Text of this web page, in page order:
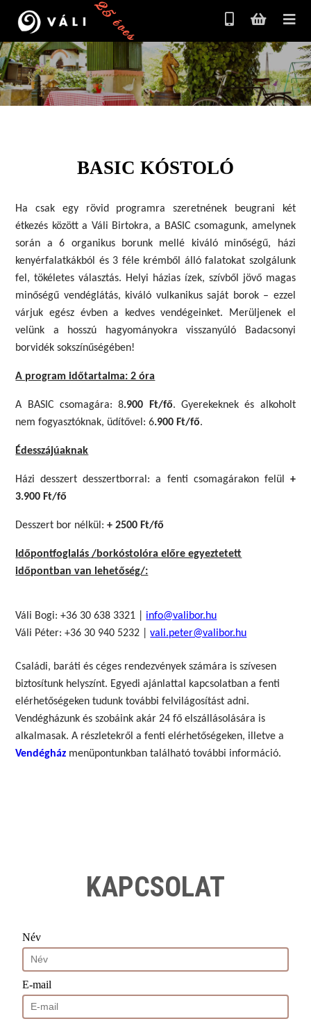
25 éves
BASIC KÓSTOLÓ
Ha csak egy rövid programra szeretnének beugrani két
étkezés között a Váli Birtokra, a BASIC csomagunk, amelynek
során a 6 organikus borunk mellé kiváló minőségű, házi
kenyérfalatkákból és 3 féle krémből álló falatokat szolgálunk
fel, tökéletes választás. Helyi házias ízek, szívből jövő magas
minőségű vendéglátás, kiváló vulkanikus saját borok – ezzel
várjuk egész évben a kedves vendégeinket. Merüljenek el
velünk a hosszú hagyományokra visszanyúló Badacsonyi
borvidék sokszínűségében!
A program időtartalma: 2 óra
A BASIC csomagára: 8.900 Ft/fő. Gyerekeknek és alkoholt
nem fogyasztóknak, üdítővel: 6.900 Ft/fő.
Édesszájúaknak
Házi desszert desszertborral: a fenti csomagárakon felül +
3.900 Ft/fő
Desszert bor nélkül:+ 2500 Ft/fő
Időpontfoglalás /borkóstolóra előre egyeztetett
időpontban van lehetőség/:
Váli Bogi: +36 30 638 3321 | info@valibor.hu
Váli Péter: +36 30 940 5232 |vali.peter@valibor.hu
Családi, baráti és céges rendezvények számára is szívesen
biztosítunk helyszínt. Egyedi ajánlattal kapcsolatban a fenti
elérhetőségeken tudunk további felvilágosítást adni.
Vendégházunk és szobáink akár 24 fő elszállásolására is
alkalmasak. A részletekről a fenti elérhetőségeken, illetve a
Vendégház menüpontunkban található további információ.
KAPCSOLAT
Név
E-mail